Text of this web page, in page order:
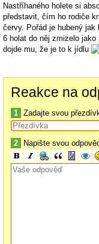
Nastříhaného holete si
představit, čím ho rodiče
červy. Pořád je hubený
6 holat do něj zmizelo jako
dojde mu, že je to k jídlu
Reakce na
1 Zadajte svou
2 Napište svou